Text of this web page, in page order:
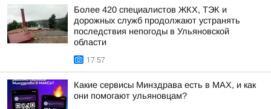
Более 420 специалистов ЖКХ, ТЭК и
дорожных служб продолжают устранять
последствия непогоды в Ульяновской
области
17:57
Какие сервисы Минздрава есть в МАХ, и как
они помогают ульяновцам?